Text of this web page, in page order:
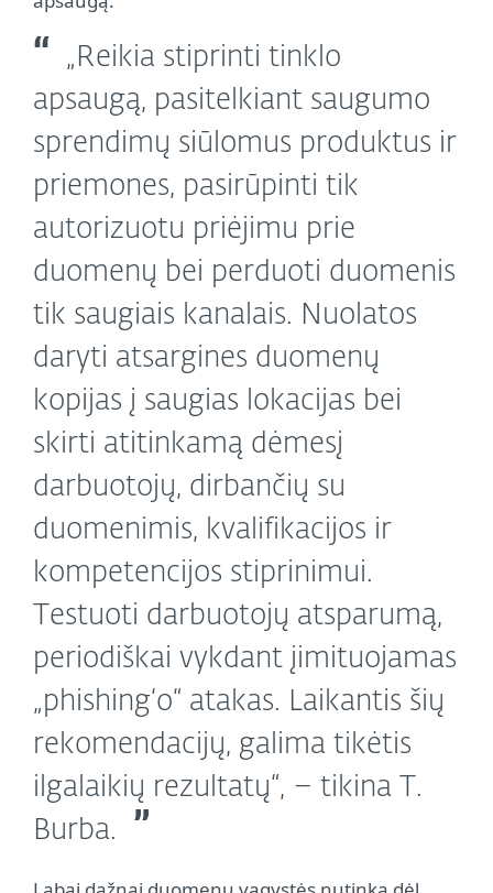
„Reikia stiprinti tinklo
apsaugą, pasitelkiant saugumo
sprendimų siūlomus produktus ir
priemones, pasirūpinti tik
autorizuotu priėjimu prie
duomenų bei perduoti duomenis
tik saugiais kanalais. Nuolatos
daryti atsargines duomenų
kopijas į saugias lokacijas bei
skirti atitinkamą dėmesį
darbuotojų, dirbančių su
duomenimis, kvalifikacijos ir
kompetencijos stiprinimui.
Testuoti darbuotojų atsparumą,
periodiškai vykdant įimituojamas
„phishing‘o“ atakas. Laikantis šių
rekomendacijų, galima tikėtis
ilgalaikių rezultatų“, – tikina T.
Burba.